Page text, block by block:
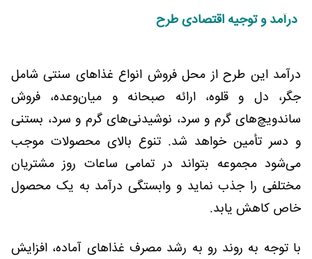
درآمد و توجیه اقتصادی طرح
درآمد این طرح از محل فروش انواع غذاهای سنتی شامل
جگر، دل و قلوه، ارائه صبحانه و میان‌وعده، فروش
ساندویچ‌های گرم و سرد، نوشیدنی‌های گرم و سرد، بستنی
و دسر تأمین خواهد شد. تنوع بالای محصولات موجب
می‌شود مجموعه بتواند در تمامی ساعات روز مشتریان
مختلفی را جذب نماید و وابستگی درآمد به یک محصول
خاص کاهش یابد.
با توجه به روند رو به رشد مصرف غذاهای آماده، افزایش